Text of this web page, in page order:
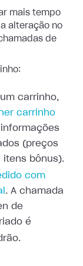
mais tempo
alteração no
de
carrinho,
carrinho
(preços
itens bônus).
com
. A chamada
de
é